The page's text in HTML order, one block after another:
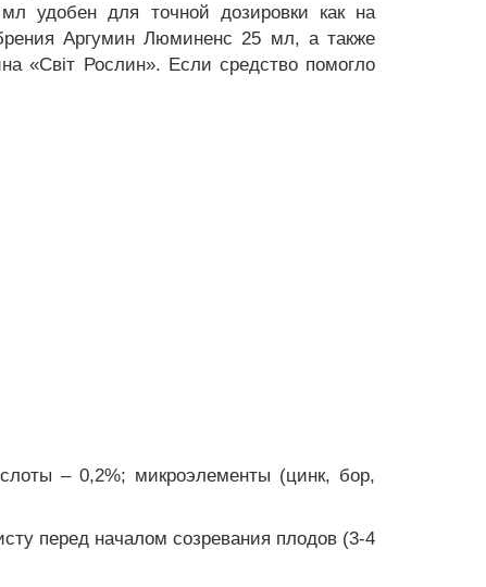
удобен для точной дозировки как на
Аргумин Люминенс 25 мл, а также
«Світ Рослин». Если средство помогло
– 0,2%; микроэлементы (цинк, бор,
перед началом созревания плодов (3-4